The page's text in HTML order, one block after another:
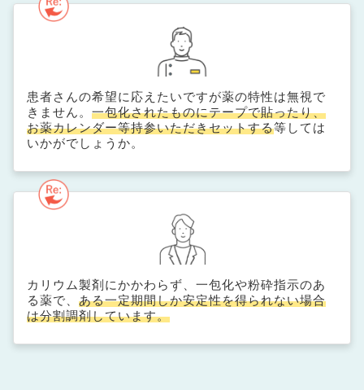
患者さんの希望に応えたいですが薬の特性は無視で
きません。 一包化されたものにテープで貼ったり、
お薬カレンダー等持参いただきセットする等しては
いかがでしょうか。
カリウム製剤にかかわらず、一包化や粉砕指示のあ
る薬で、 ある一定期間しか安定性を得られない場合
は分割調剤しています。